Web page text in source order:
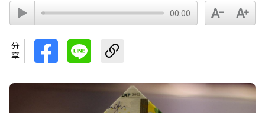
00:00
分享